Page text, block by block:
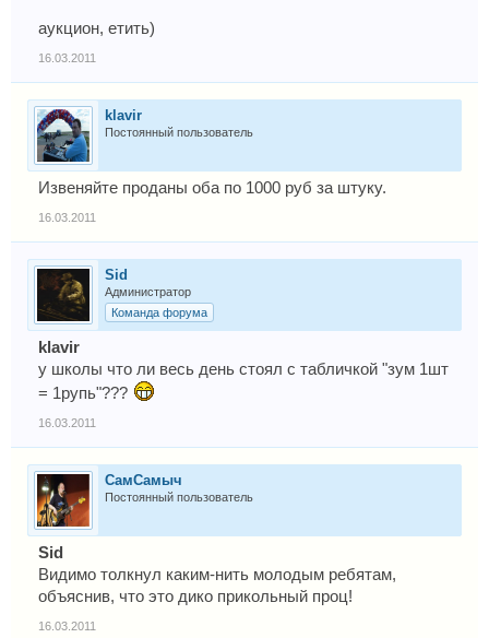
аукцион, етить)
16.03.2011
klavir
Постоянный пользователь
Извеняйте проданы оба по 1000 руб за штуку.
16.03.2011
Sid
Администратор
Команда форума
klavir
у школы что ли весь день стоял с табличкой "зум 1шт
= 1рупь"???
16.03.2011
СамСамыч
Постоянный пользователь
Sid
Видимо толкнул каким-нить молодым ребятам,
объяснив, что это дико прикольный проц!
16.03.2011